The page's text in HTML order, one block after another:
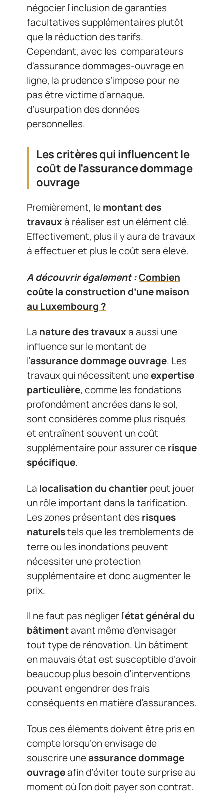
négocier l’inclusion de garanties
facultatives supplémentaires plutôt
que la réduction des tarifs.
Cependant, avec les comparateurs
d'assurance dommages-ouvrage en
ligne, la prudence s’impose pour ne
pas être victime d’arnaque,
d’usurpation des données
personnelles.
Les critères qui influencent le
coût de l’assurance dommage
ouvrage
Premièrement, lemontant des
travauxà réaliser est un élément clé.
Effectivement, plus il y aura de travaux
à effectuer et plus le coût sera élevé.
A découvrir également :Combien
coûte la construction d’une maison
au Luxembourg ?
La nature des travauxa aussi une
influence sur le montant de
l’assurance dommage ouvrage. Les
travaux qui nécessitent uneexpertise
particulière, comme les fondations
profondément ancrées dans le sol,
sont considérés comme plus risqués
et entraînent souvent un coût
supplémentaire pour assurer cerisque
spécifique.
La localisation du chantierpeut jouer
un rôle important dans la tarification.
Les zones présentant desrisques
naturelstels que les tremblements de
terre ou les inondations peuvent
nécessiter une protection
supplémentaire et donc augmenter le
prix.
Il ne faut pas négliger l’état général du
bâtimentavant même d’envisager
tout type de rénovation. Un bâtiment
en mauvais état est susceptible d’avoir
beaucoup plus besoin d’interventions
pouvant engendrer des frais
conséquents en matière d’assurances.
Tous ces éléments doivent être pris en
compte lorsqu’on envisage de
souscrire uneassurance dommage
ouvrageafin d’éviter toute surprise au
moment où l’on doit payer son contrat.